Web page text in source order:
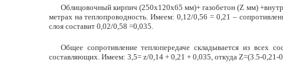
Облицовочный кирпич (250х120х65 мм)+ газобетон (Z мм)
метрах на теплопроводность. Имеем: 0,12/0,56 = 0,21 –
слоя составит 0,02/0,58 =0,035.
Общее сопротивление теплопередаче складывается из всех
составляющих. Имеем: 3,5= z/0,14 + 0,21 + 0,035, откуда Z=(3.5-0,21-